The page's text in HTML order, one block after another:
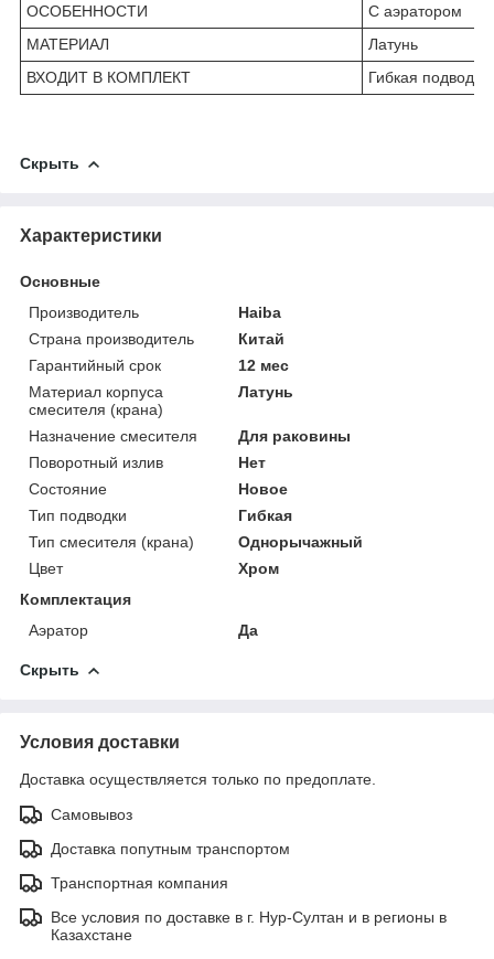
ОСОБЕННОСТИ
С аэратором
МАТЕРИАЛ
Латунь
ВХОДИТ В КОМПЛЕКТ
Гибкая подводка
Скрыть
Характеристики
Основные
Производитель
Haiba
Страна производитель
Китай
Гарантийный срок
12 мес
Материал корпуса
смесителя (крана)
Латунь
Назначение смесителя
Для раковины
Поворотный излив
Нет
Состояние
Новое
Тип подводки
Гибкая
Тип смесителя (крана)
Однорычажный
Цвет
Хром
Комплектация
Аэратор
Да
Скрыть
Условия доставки
Доставка осуществляется только по предоплате.
Самовывоз
Доставка попутным транспортом
Транспортная компания
Все условия по доставке в г. Нур-Султан и в регионы в
Казахстане